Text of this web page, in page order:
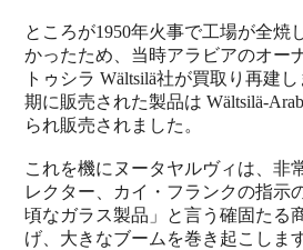
ところが1950年火事で工場が全焼
かったため、当時アラビアのオー
トゥシラ Wältsilä社が買取り再建
期に販売された製品は Wältsilä-
られ販売されました。
これを機にヌータヤルヴィは、非
レクター、カイ・フランクの指示
頃なガラス製品」と言う確固たる
げ、大きなブームを巻き起こしま